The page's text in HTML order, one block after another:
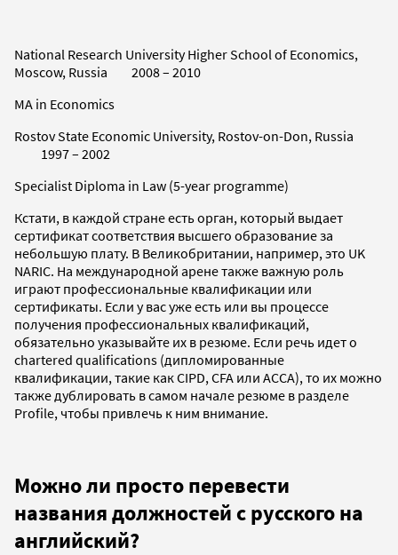
National Research University Higher School of Economics,
Moscow, Russia 2008 – 2010
MA in Economics
Rostov State Economic University, Rostov-on-Don, Russia
1997 – 2002
Specialist Diploma in Law (5-year programme)
Кстати, в каждой стране есть орган, который выдает
сертификат соответствия высшего образование за
небольшую плату. В Великобритании, например, это UK
NARIC. На международной арене также важную роль
играют профессиональные квалификации или
сертификаты. Если у вас уже есть или вы процессе
получения профессиональных квалификаций,
обязательно указывайте их в резюме. Если речь идет о
chartered qualifications (дипломированные
квалификации, такие как CIPD, CFA или ACCA), то их можно
также дублировать в самом начале резюме в разделе
Profile, чтобы привлечь к ним внимание.
Можно ли просто перевести
названия должностей с русского на
английский?